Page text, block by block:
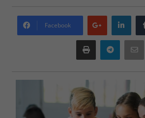
Facebook
Google
plus
Print